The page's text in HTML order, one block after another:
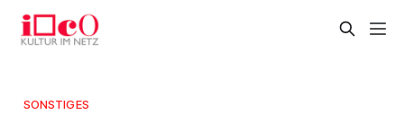
SONSTIGES